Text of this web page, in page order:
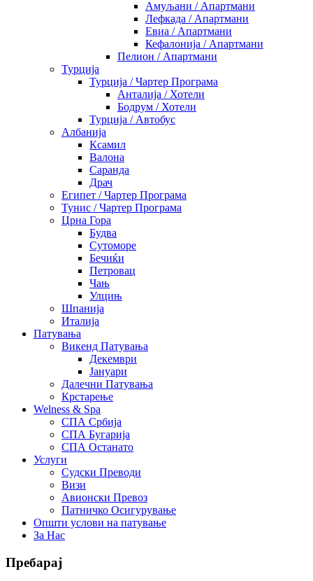
Амуљани / Апартмани
Лефкада / Апартмани
Евиа / Апартмани
Кефалонија / Апартмани
Пелион / Апартмани
Турција
Турција / Чартер Програма
Анталија / Хотели
Бодрум / Хотели
Турција / Автобус
Албанија
Ксамил
Валона
Саранда
Драч
Египет / Чартер Програма
Тунис / Чартер Програма
Црна Гора
Будва
Сутоморе
Бечиќи
Петровац
Чањ
Улцињ
Шпанија
Италија
Патувања
Викенд Патувања
Декември
Јануари
Далечни Патувања
Крстарење
Welness & Spa
СПА Србија
СПА Бугарија
СПА Останато
Услуги
Судски Преводи
Визи
Авионски Превоз
Патничко Осигурување
Општи услови на патување
За Нас
Пребарај